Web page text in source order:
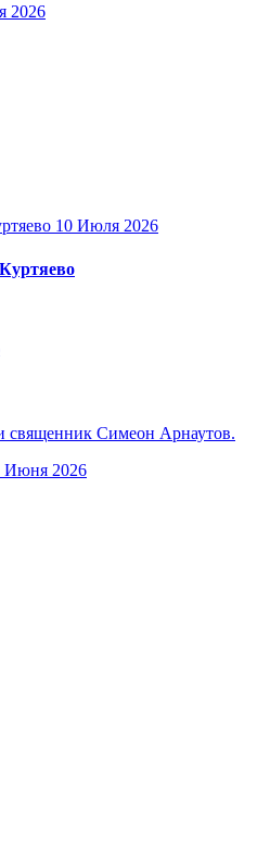
2026
10 Июля 2026
священник Симеон Арнаутов.
Июня 2026